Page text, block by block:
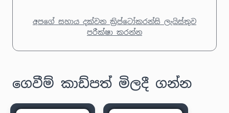
අපගේ සහාය දක්වන ක්‍රිප්ටෝකරන්සි ලැයිස්තුව
පරීක්ෂා කරන්න
ගෙවීම් කාඩ්පත් මිලදී ගන්න